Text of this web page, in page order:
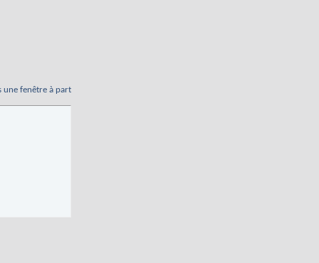
une fenêtre à part